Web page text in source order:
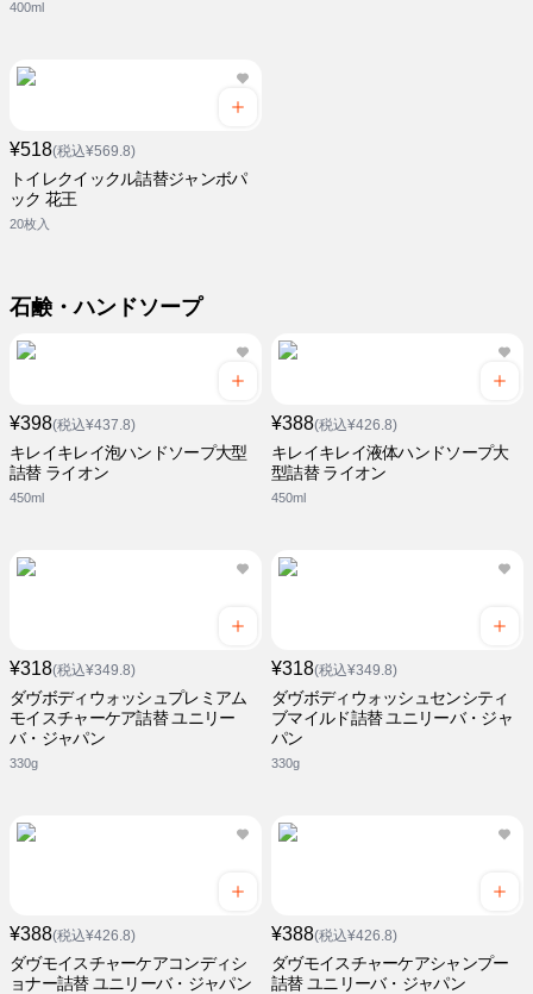
400ml
¥518(税込¥569.8)
トイレクイックル詰替ジャンボパ
ック 花王
20枚入
石鹸・ハンドソープ
¥398(税込¥437.8)
キレイキレイ泡ハンドソープ大型
詰替 ライオン
450ml
¥388(税込¥426.8)
キレイキレイ液体ハンドソープ大
型詰替 ライオン
450ml
¥318(税込¥349.8)
ダヴボディウォッシュプレミアム
モイスチャーケア詰替 ユニリー
バ・ジャパン
330g
¥318(税込¥349.8)
ダヴボディウォッシュセンシティ
ブマイルド詰替 ユニリーバ・ジャ
パン
330g
¥388(税込¥426.8)
ダヴモイスチャーケアコンディシ
ョナー詰替 ユニリーバ・ジャパン
¥388(税込¥426.8)
ダヴモイスチャーケアシャンプー
詰替 ユニリーバ・ジャパン